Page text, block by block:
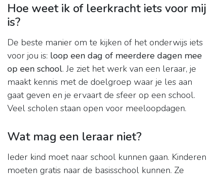
Hoe weet ik of leerkracht iets voor mij
is?
De beste manier om te kijken of het onderwijs iets
voor jou is: loop een dag of meerdere dagen mee
op een school. Je ziet het werk van een leraar, je
maakt kennis met de doelgroep waar je les aan
gaat geven en je ervaart de sfeer op een school.
Veel scholen staan open voor meeloopdagen.
Wat mag een leraar niet?
Ieder kind moet naar school kunnen gaan. Kinderen
moeten gratis naar de basisschool kunnen. Ze